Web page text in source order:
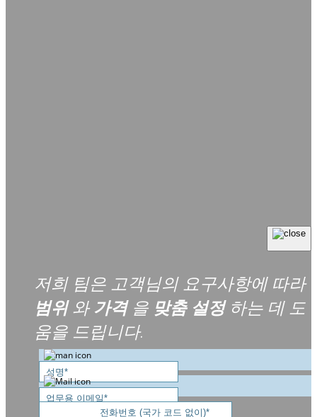
저희 팀은 고객님의 요구사항에 따라
범위와가격을 맞춤 설정하는 데 도
움을 드립니다.